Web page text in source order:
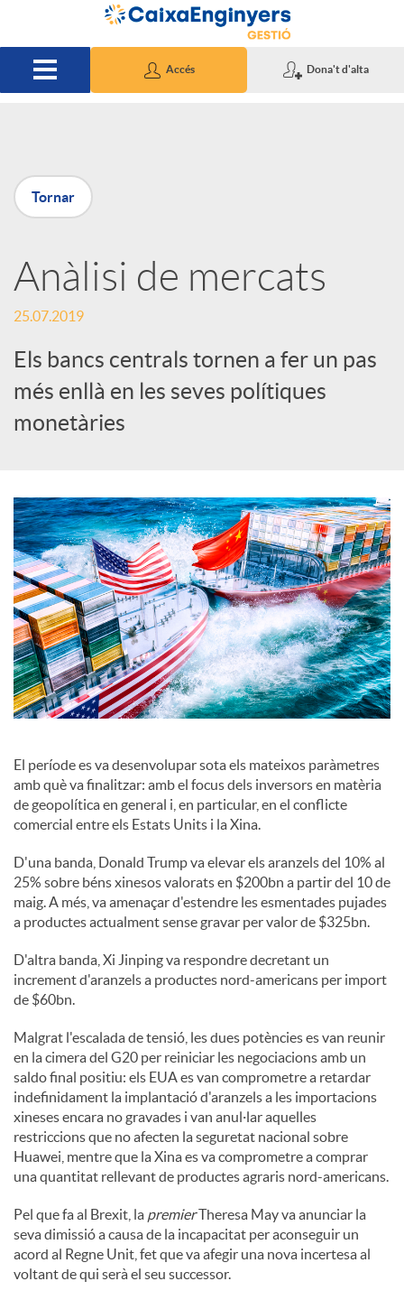
Salta al contingut principal
Accés Dona't d'alta
P
u
b
l
i
a
d
o
r
e
c
o
n
t
i
n
g
u
Tornar
Anàlisi de mercats
25.07.2019
Els bancs centrals tornen a fer un pas
més enllà en les seves polítiques
monetàries
El període es va desenvolupar sota els mateixos paràmetres
amb què va finalitzar: amb el focus dels inversors en matèria
de geopolítica en general i, en particular, en el conflicte
comercial entre els Estats Units i la Xina.
D'una banda, Donald Trump va elevar els aranzels del 10% al
25% sobre béns xinesos valorats en $200bn a partir del 10 de
maig. A més, va amenaçar d'estendre les esmentades pujades
a productes actualment sense gravar per valor de $325bn.
D'altra banda, Xi Jinping va respondre decretant un
increment d'aranzels a productes nord-americans per import
de $60bn.
Malgrat l'escalada de tensió, les dues potències es van reunir
en la cimera del G20 per reiniciar les negociacions amb un
saldo final positiu: els EUA es van comprometre a retardar
indefinidament la implantació d'aranzels a les importacions
xineses encara no gravades i van anul·lar aquelles
restriccions que no afecten la seguretat nacional sobre
Huawei, mentre que la Xina es va comprometre a comprar
una quantitat rellevant de productes agraris nord-americans.
Pel que fa al Brexit, la premierTheresa May va anunciar la
seva dimissió a causa de la incapacitat per aconseguir un
acord al Regne Unit, fet que va afegir una nova incertesa al
voltant de qui serà el seu successor.